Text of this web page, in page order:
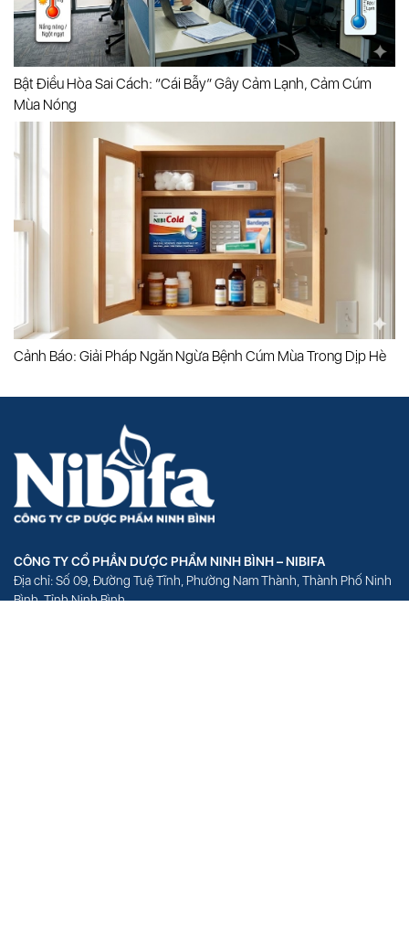
Bật Điều Hòa Sai Cách: “cái Bẫy” Gây Cảm Lạnh, Cảm Cúm
Mùa Nóng
Cảnh Báo: Giải Pháp Ngăn Ngừa Bệnh Cúm Mùa Trong Dịp Hè
CÔNG TY CỔ PHẦN DƯỢC PHẨM NINH BÌNH – NIBIFA
Địa chỉ: Số 09, Đường Tuệ Tĩnh, Phường Nam Thành, Thành Phố Ninh
Bình, Tỉnh Ninh Bình